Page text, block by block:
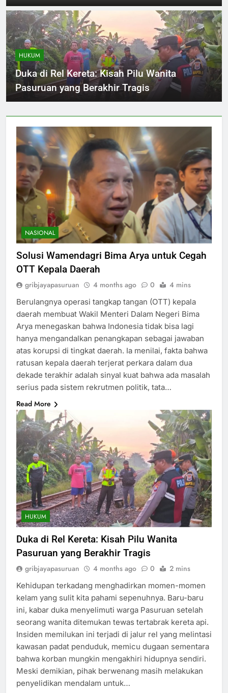
Perkuat Ekonomi Daerah
HUKUM
Duka di Rel Kereta: Kisah Pilu Wanita
Pasuruan yang Berakhir Tragis
NASIONAL
Solusi Wamendagri Bima Arya untuk Cegah
OTT Kepala Daerah
gribjayapasuruan 4 months ago 0 4 mins
Berulangnya operasi tangkap tangan (OTT) kepala
daerah membuat Wakil Menteri Dalam Negeri Bima
Arya menegaskan bahwa Indonesia tidak bisa lagi
hanya mengandalkan penangkapan sebagai jawaban
atas korupsi di tingkat daerah. Ia menilai, fakta bahwa
ratusan kepala daerah terjerat perkara dalam dua
dekade terakhir adalah sinyal kuat bahwa ada masalah
serius pada sistem rekrutmen politik, tata…
Read More
HUKUM
Duka di Rel Kereta: Kisah Pilu Wanita
Pasuruan yang Berakhir Tragis
gribjayapasuruan 4 months ago 0 2 mins
Kehidupan terkadang menghadirkan momen-momen
kelam yang sulit kita pahami sepenuhnya. Baru-baru
ini, kabar duka menyelimuti warga Pasuruan setelah
seorang wanita ditemukan tewas tertabrak kereta api.
Insiden memilukan ini terjadi di jalur rel yang melintasi
kawasan padat penduduk, memicu dugaan sementara
bahwa korban mungkin mengakhiri hidupnya sendiri.
Meski demikian, pihak berwenang masih melakukan
penyelidikan mendalam untuk…